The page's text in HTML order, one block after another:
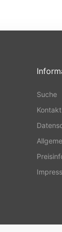
Suche
Kontakt